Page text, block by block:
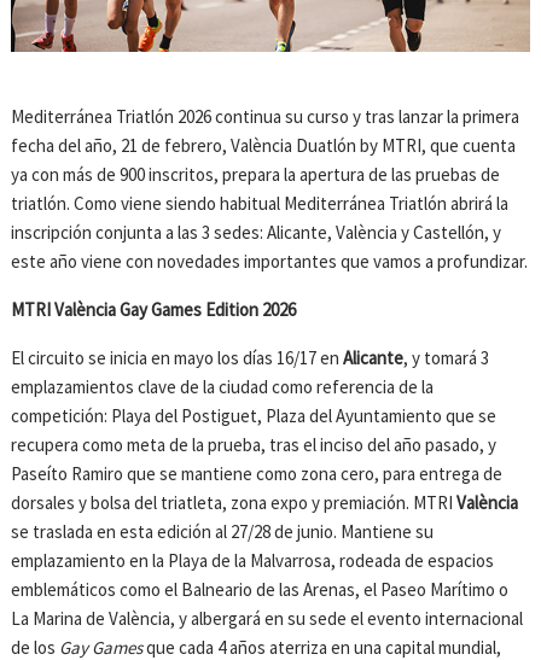
Mediterránea Triatlón 2026 continua su curso y tras lanzar la primera
fecha del año, 21 de febrero, València Duatlón by MTRI, que cuenta
ya con más de 900 inscritos, prepara la apertura de las pruebas de
triatlón. Como viene siendo habitual Mediterránea Triatlón abrirá la
inscripción conjunta a las 3 sedes: Alicante, València y Castellón, y
este año viene con novedades importantes que vamos a profundizar.
MTRI València Gay Games Edition 2026
El circuito se inicia en mayo los días 16/17 enAlicante, y tomará 3
emplazamientos clave de la ciudad como referencia de la
competición: Playa del Postiguet, Plaza del Ayuntamiento que se
recupera como meta de la prueba, tras el inciso del año pasado, y
Paseíto Ramiro que se mantiene como zona cero, para entrega de
dorsales y bolsa del triatleta, zona expo y premiación. MTRIValència
se traslada en esta edición al 27/28 de junio. Mantiene su
emplazamiento en la Playa de la Malvarrosa, rodeada de espacios
emblemáticos como el Balneario de las Arenas, el Paseo Marítimo o
La Marina de València, y albergará en su sede el evento internacional
de los Gay Gamesque cada 4 años aterriza en una capital mundial,